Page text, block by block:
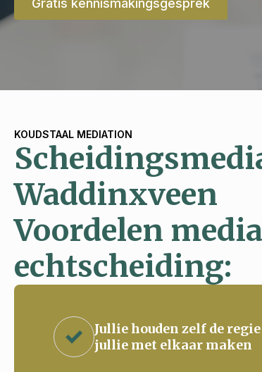
KOUDSTAAL MEDIATION
Waddinxveen
Voordelen
echtscheiding:
Jullie houden zelf de
jullie met elkaar maken